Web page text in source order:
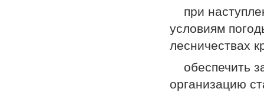
при
условиям
лесничествах
обеспечить
организацию